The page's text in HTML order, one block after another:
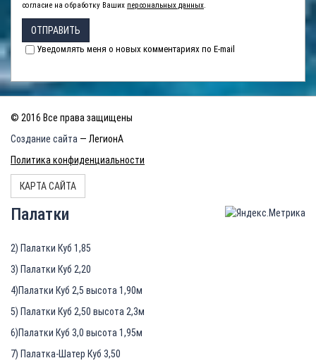
согласие на обработку Ваших персональных данных.
ОТПРАВИТЬ
Уведомлять меня о новых комментариях по E-mail
© 2016 Все права защищены
Создание сайта — ЛегионА
Политика конфиденциальности
КАРТА САЙТА
Палатки
2) Палатки Куб 1,85
3) Палатки Куб 2,20
4)Палатки Куб 2,5 высота 1,90м
5) Палатки Куб 2,50 высота 2,3м
6)Палатки Куб 3,0 высота 1,95м
7) Палатка-Шатер Куб 3,50